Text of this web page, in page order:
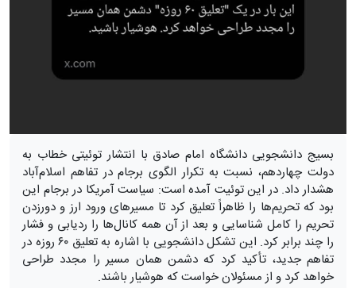
بسیج دانشجویی دانشگاه امام صادق با انتشار توئیتی خطاب به
دولت چهاردهم، نسبت به تکرار الگوی برجام در تفاهم اسلام‌آباد
هشدار داد. در این توئیت آمده است: سیاست آمریکا در برجام این
بود که تحریم‌ها را ظاهراً تعلیق کرد تا مسیرهای ورود ارز و دورزدن
تحریم را کامل شناسایی و بعد از آن همه کانال‌ها را ردیابی و فشار
را چند برابر کرد. این تشکل دانشجویی با اشاره به تعلیق ۶۰ روزه در
تفاهم جدید، تأکید کرد که دشمن همان مسیر را مجدد طراحی
خواهد کرد و از مسئولان خواست که هوشیار باشند.